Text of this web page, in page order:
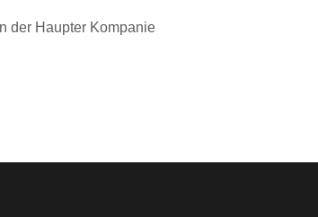
der Haupter Kompanie